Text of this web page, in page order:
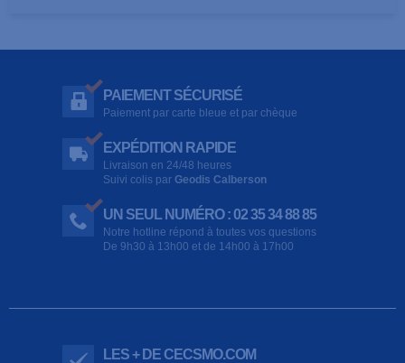
PAIEMENT SÉCURISÉ
Paiement par carte bleue et par chèque
EXPÉDITION RAPIDE
Livraison en 24/48 heures
Suivi colis par Geodis Calberson
UN SEUL NUMÉRO : 02 35 34 88 85
Notre hotline répond à toutes vos questions
De 9h30 à 13h00 et de 14h00 à 17h00
LES + DE CECSMO.COM